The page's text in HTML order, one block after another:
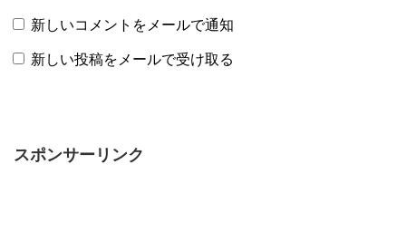
新しいコメントをメールで通知
新しい投稿をメールで受け取る
スポンサーリンク